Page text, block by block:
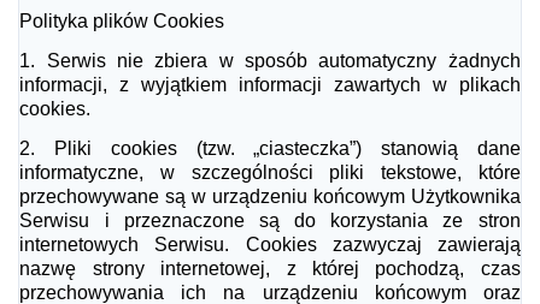
Polityka plików Cookies
1.
Serwis nie zbiera w sposób automatyczny żadnych
informacji, z wyjątkiem informacji zawartych w plikach
cookies.
2.
Pliki cookies (tzw. „ciasteczka”) stanowią dane
informatyczne, w szczególności pliki tekstowe, które
przechowywane są w urządzeniu końcowym Użytkownika
Serwisu i przeznaczone są do korzystania ze stron
internetowych Serwisu. Cookies zazwyczaj zawierają
nazwę strony internetowej, z której pochodzą, czas
przechowywania ich na urządzeniu końcowym oraz